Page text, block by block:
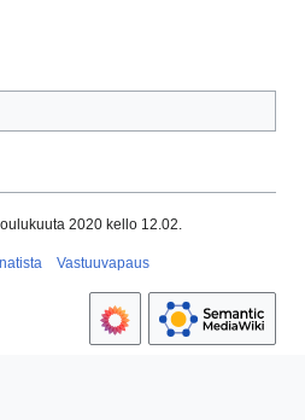
2020 kello 12.02.
Vastuuvapaus